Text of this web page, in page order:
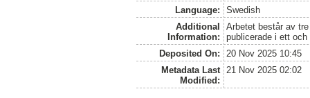
Language:
Swedish
Additional
Information:
Arbetet består av
publicerade i ett
Deposited On:
20 Nov 2025 10:45
Metadata Last
Modified:
21 Nov 2025 02:02